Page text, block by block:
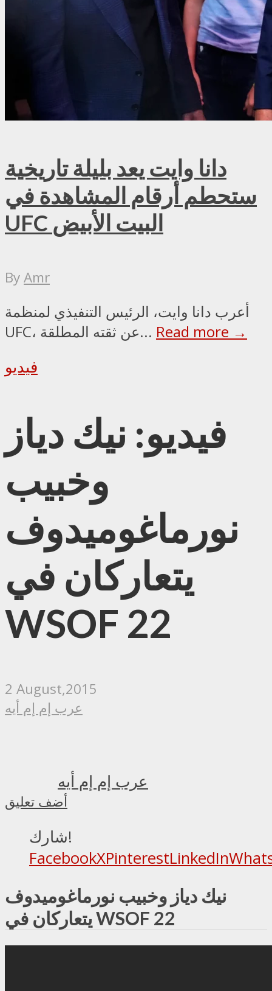
دانا وايت يعد بليلة تاريخية
ستحطم أرقام المشاهدة في
UFC البيت الأبيض
ByAmr
أعرب دانا وايت، الرئيس التنفيذي لمنظمة
UFC، عن ثقته المطلقة... Read more →
فيديو
فيديو: نيك دياز
وخبيب
نورماغوميدوف
يتعاركان في
WSOF 22
2 August,2015
عرب إم إم أيه
عرب إم إم أيه
أضف تعليق
شارك!
FacebookXPinterestLinkedIn
نيك دياز وخبيب نورماغوميدوف
يتعاركان في WSOF 22